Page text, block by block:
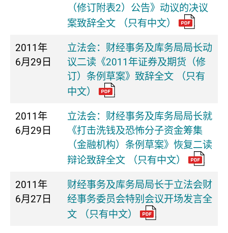
（修订附表2）公告》动议的决议
案致辞全文 （只有中文）
2011年
6月29日
立法会：财经事务及库务局局长动
议二读《2011年证券及期货（修
订）条例草案》致辞全文 （只有
中文）
2011年
6月29日
立法会：财经事务及库务局局长就
《打击洗钱及恐怖分子资金筹集
（金融机构）条例草案》恢复二读
辩论致辞全文 （只有中文）
2011年
6月27日
财经事务及库务局局长于立法会财
经事务委员会特别会议开场发言全
文 （只有中文）